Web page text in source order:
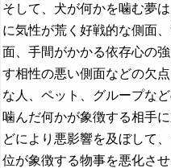
そして、犬が何かを噛む夢
に気性が荒く好戦的な側面
面、手間がかかる依存心の
す相性の悪い側面などの欠
な人、ペット、グループな
噛んだ何かが象徴する相手
どにより悪影響を及ぼして
位が象徴する物事を悪化さ